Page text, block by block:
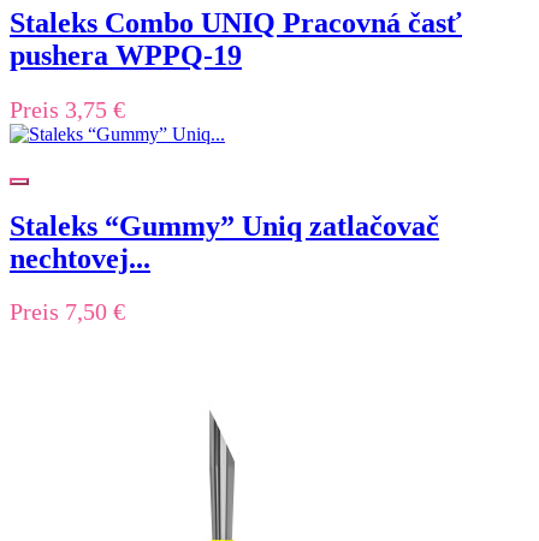
Staleks Combo UNIQ Pracovná časť
pushera WPPQ-19
Preis 3,75 €
Staleks “Gummy” Uniq zatlačovač
nechtovej...
Preis 7,50 €